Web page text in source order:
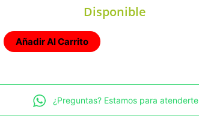
Disponible
Añadir Al Carrito
¿Preguntas? Estamos para atenderte